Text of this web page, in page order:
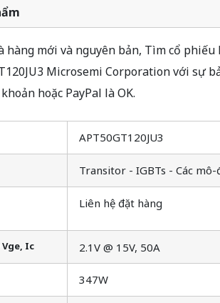
hàng mới và nguyên bản, Tìm cổ
Microsemi Corporation với sự
hoặc PayPal là OK.
APT50GT120JU3
Transitor - IGBTs - Các mô-
Liên hệ đặt hàng
Vge, Ic 2.1V @ 15V, 50A
347W